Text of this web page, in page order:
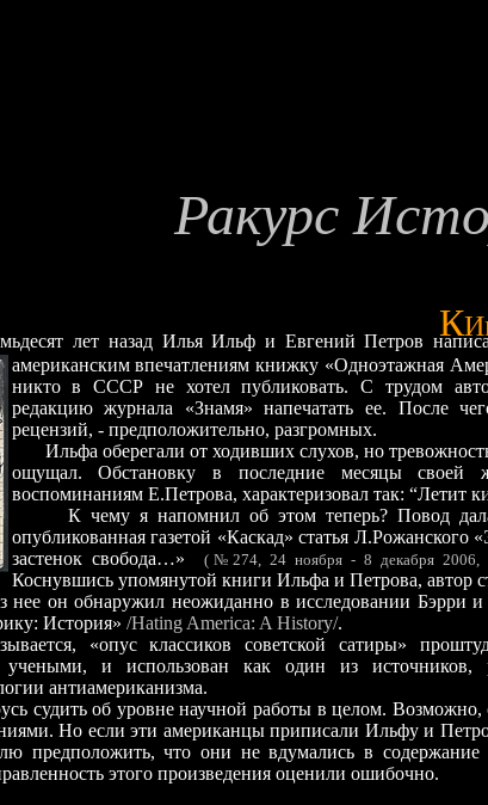
Ракурс
КИ
лет назад Илья Ильф и Евгений Петров
американским впечатлениям книжку «Одноэтажная
никто в СССР не хотел публиковать. С трудом
редакцию журнала «Знамя» напечатать ее. После
рецензий, - предположительно, разгромных.
Ильфа оберегали от ходивших слухов, но
ощущал. Обстановку в последние месяцы
воспоминаниям Е.Петрова, характеризовал так: “Летит
К чему я напомнил об этом теперь? Повод
опубликованная газетой «Каскад» статья Л.Рожанского
застенок свобода…» (№274, 24 ноября - 8 декабря 2006,
Коснувшись упомянутой книги Ильфа и Петрова, автор
нее он обнаружил неожиданно в исследовании Бэрри
История» /Hating America: A History/.
«опус классиков советской сатиры»
учеными, и использован как один из источников,
антиамериканизма.
об уровне научной работы в целом. Возможно,
Но если эти американцы приписали Ильфу и
предположить, что они не вдумались в содержание
этого произведения оценили ошибочно.